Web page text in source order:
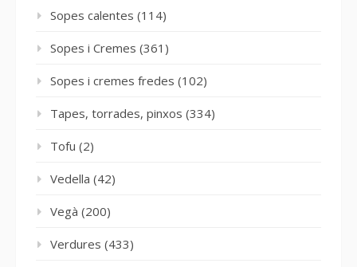
Sopes calentes (114)
Sopes i Cremes (361)
Sopes i cremes fredes (102)
Tapes, torrades, pinxos (334)
Tofu (2)
Vedella (42)
Vegà (200)
Verdures (433)